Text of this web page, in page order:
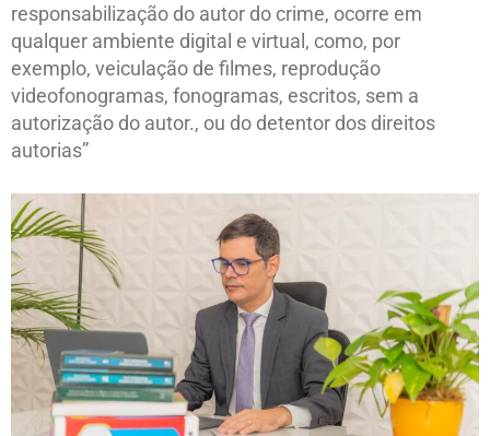
responsabilização do autor do crime, ocorre em
qualquer ambiente digital e virtual, como, por
exemplo, veiculação de filmes, reprodução
videofonogramas, fonogramas, escritos, sem a
autorização do autor., ou do detentor dos direitos
autorias”